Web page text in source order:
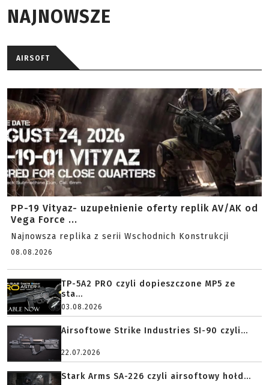
NAJNOWSZE
AIRSOFT
PP-19 Vityaz- uzupełnienie oferty replik AV/AK od
Vega Force ...
Najnowsza replika z serii Wschodnich Konstrukcji
08.08.2026
TP-5A2 PRO czyli dopieszczone MP5 ze
sta...
03.08.2026
Airsoftowe Strike Industries SI-90 czyli...
22.07.2026
Stark Arms SA-226 czyli airsoftowy hołd...